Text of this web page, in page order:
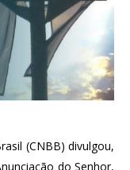
(CNBB) divulgou,
do Senhor,